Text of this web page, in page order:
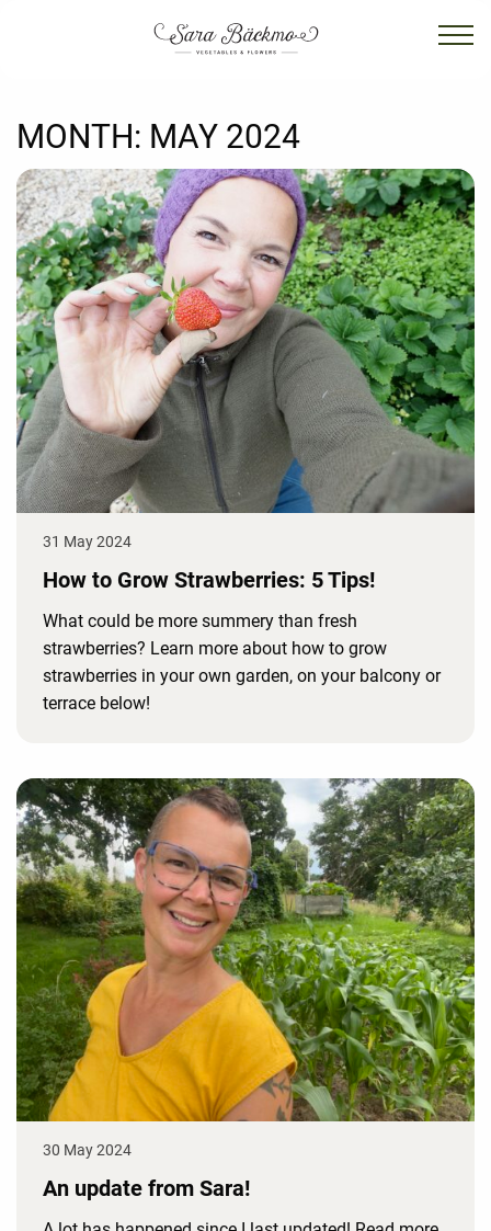
MONTH: MAY 2024
31 May 2024
How to Grow Strawberries: 5 Tips!
What could be more summery than fresh
strawberries? Learn more about how to grow
strawberries in your own garden, on your balcony or
terrace below!
30 May 2024
An update from Sara!